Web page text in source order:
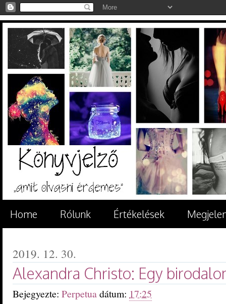
Home Rólunk Értékelések
2019. 12. 30.
Alexandra Christo: Egy
Bejegyezte: Perpetuadátum: 17:25